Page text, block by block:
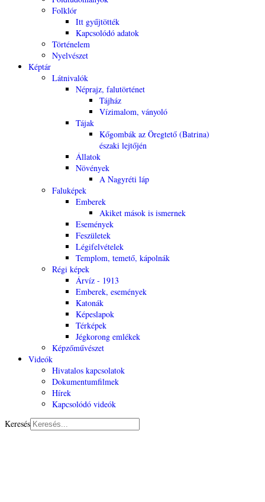
Folklór
Itt gyűjtötték
Kapcsolódó adatok
Történelem
Nyelvészet
Képtár
Látnivalók
Néprajz, falutörténet
Tájház
Vízimalom, ványoló
Tájak
Kőgombák az Öregtető (Batrina)
északi lejtőjén
Állatok
Növények
A Nagyréti láp
Faluképek
Emberek
Akiket mások is ismernek
Események
Feszületek
Légifelvételek
Templom, temető, kápolnák
Régi képek
Árvíz - 1913
Emberek, események
Katonák
Képeslapok
Térképek
Jégkorong emlékek
Képzőművészet
Videók
Hivatalos kapcsolatok
Dokumentumfilmek
Hírek
Kapcsolódó videók
Keresés